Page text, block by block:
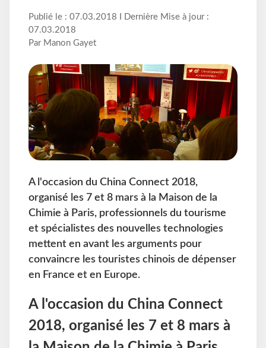
Publié le : 07.03.2018 I Dernière Mise à jour :
07.03.2018
Par Manon Gayet
A l'occasion du China Connect 2018,
organisé les 7 et 8 mars à la Maison de la
Chimie à Paris, professionnels du tourisme
et spécialistes des nouvelles technologies
mettent en avant les arguments pour
convaincre les touristes chinois de dépenser
en France et en Europe.
A l'occasion du China Connect
2018, organisé les 7 et 8 mars à